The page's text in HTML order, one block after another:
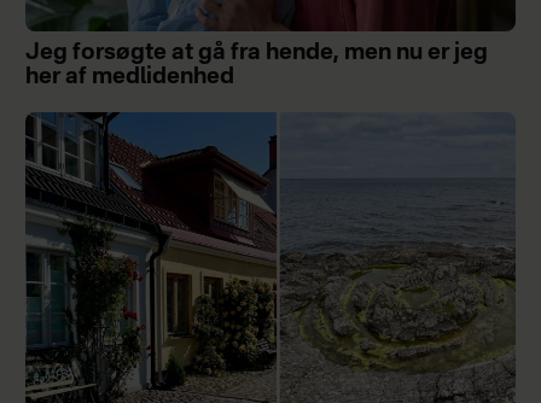
Jeg forsøgte at gå fra hende, men nu er jeg
her af medlidenhed